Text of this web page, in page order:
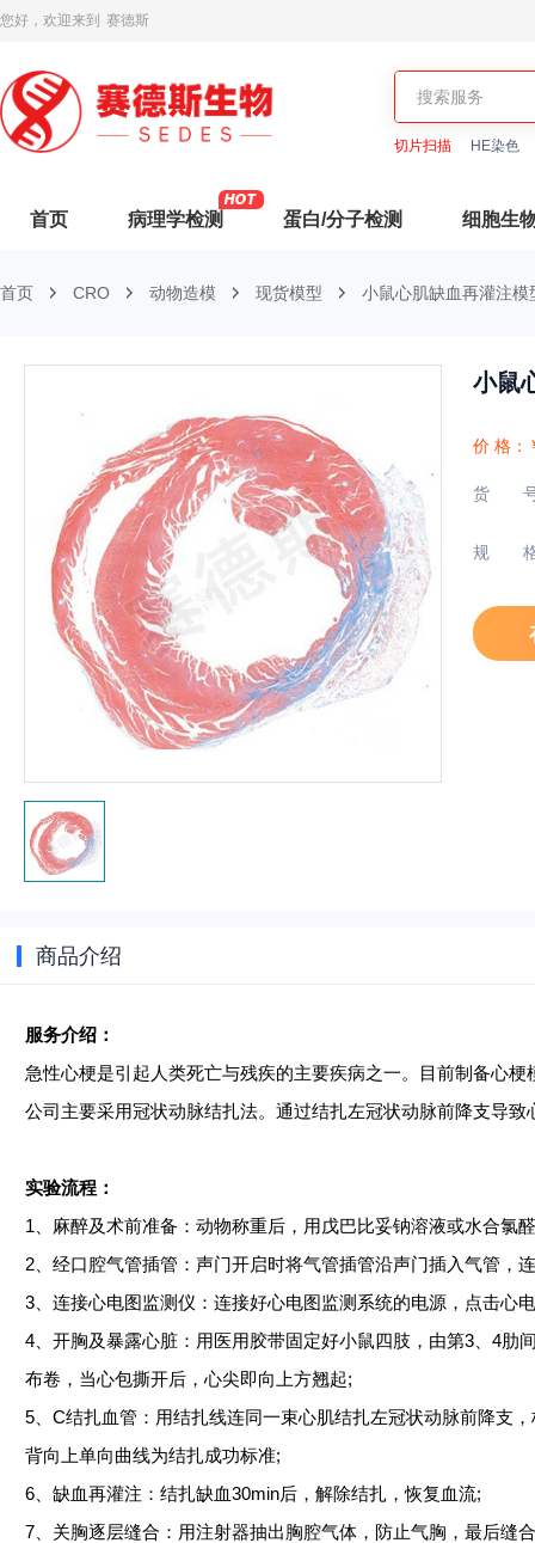
您好，欢迎来到 赛德斯
切片扫描 HE染色
首页 病理学检测 蛋白/分子检测 细胞生
首页 CRO 动物造模 现货模型 小鼠心肌缺血再灌注模
小鼠
价 格：
货
规
商品介绍
服务介绍：
急性心梗是引起人类死亡与残疾的主要疾病之一。目前制备心
公司主要采用冠状动脉结扎法。通过结扎左冠状动脉前降支导
实验流程：
1、麻醉及术前准备：动物称重后，用戊巴比妥钠溶液或水合氯
2、经口腔气管插管：声门开启时将气管插管沿声门插入气管，
3、连接心电图监测仪：连接好心电图监测系统的电源，点击心
4、开胸及暴露心脏：用医用胶带固定好小鼠四肢，由第3、4
布卷，当心包撕开后，心尖即向上方翘起;
5、C结扎血管：用结扎线连同一束心肌结扎左冠状动脉前降支
背向上单向曲线为结扎成功标准;
6、缺血再灌注：结扎缺血30min后，解除结扎，恢复血流;
7、关胸逐层缝合：用注射器抽出胸腔气体，防止气胸，最后缝